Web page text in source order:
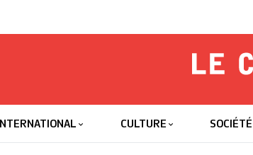
Le
INTERNATIONAL CULTURE SOCIÉTÉ